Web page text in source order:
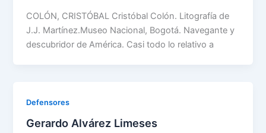
COLÓN, CRISTÓBAL Cristóbal Colón. Litografía de
J.J. Martínez.Museo Nacional, Bogotá. Navegante y
descubridor de América. Casi todo lo relativo a
Defensores
Gerardo Alvárez Limeses